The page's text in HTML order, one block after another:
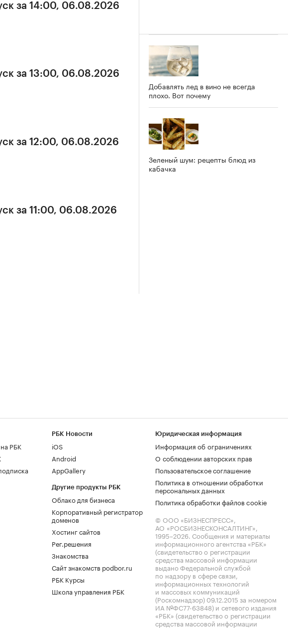
за 14:00, 06.08.2026
за 13:00, 06.08.2026
за 12:00, 06.08.2026
за 11:00, 06.08.2026
Добавлять лед в вино не всегда
плохо. Вот почему
Зеленый шум: рецепты блюд из
кабачка
РБК
РБК Новости
iOS
Android
AppGallery
Другие продукты РБК
Облако для бизнеса
Корпоративный регистратор
доменов
Хостинг сайтов
Рег.решения
Знакомства
Сайт знакомств podbor.ru
РБК Курсы
Школа управления РБК
Юридическая информация
Информация об ограничениях
О соблюдении авторских прав
Пользовательское соглашение
Политика в отношении обработки
персональных данных
Политика обработки файлов cookie
© ООО «БИЗНЕСПРЕСС»,
АО «РОСБИЗНЕСКОНСАЛТИНГ»,
1995–2026. Сообщения и материалы
информационного агентства «РБК»
(свидетельство о регистрации
средства массовой информации
выдано Федеральной службой
по надзору в сфере связи,
информационных технологий
и массовых коммуникаций
(Роскомнадзор) 09.12.2015 за номером
ИА №ФС77-63848) и сетевого издания
«РБК» (свидетельство о регистрации
средства массовой информации